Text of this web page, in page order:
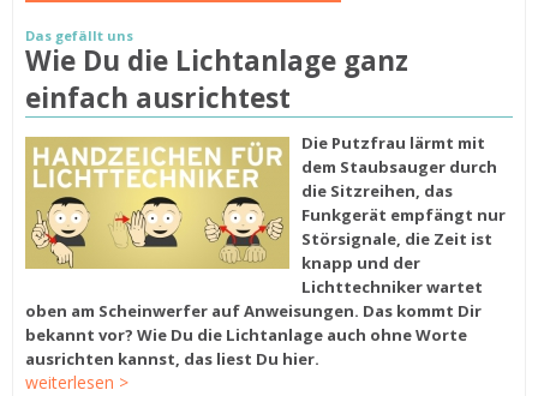
Das gefällt uns
Wie Du die Lichtanlage ganz
einfach ausrichtest
Die Putzfrau lärmt mit
dem Staubsauger durch
die Sitzreihen, das
Funkgerät empfängt nur
Störsignale, die Zeit ist
knapp und der
Lichttechniker wartet
oben am Scheinwerfer auf Anweisungen. Das kommt Dir
bekannt vor? Wie Du die Lichtanlage auch ohne Worte
ausrichten kannst, das liest Du hier.
weiterlesen >